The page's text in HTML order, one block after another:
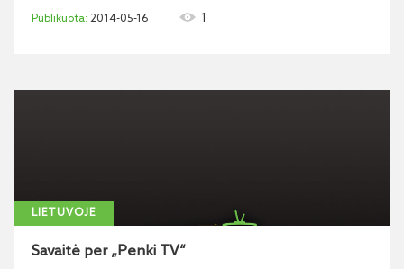
2014-05-16 1
LIETUVOJE
Savaitė per „Penki TV“